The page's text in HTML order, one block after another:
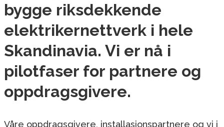
bygge riksdekkende
elektrikernettverk i hele
Skandinavia. Vi er nå i
pilotfaser for partnere og
oppdragsgivere.
Våre oppdragsgivere, installasjonspartnere og vi i